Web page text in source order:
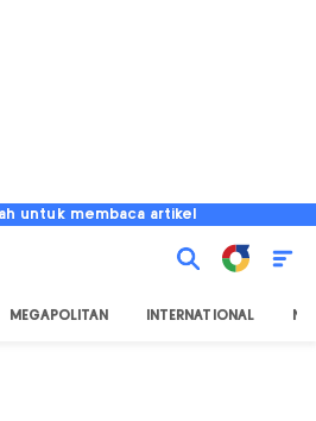
untuk membaca artikel
MEGAPOLITAN INTERNATIONAL